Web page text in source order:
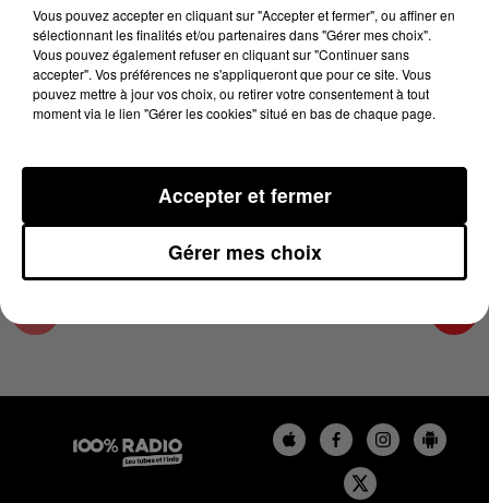
14 juin 2026 - 2 min 15 sec
LES INFOS DU COMMINGES DU 14/06/2026 À
10H00
Podcast infos du Comminges
Vous pouvez accepter en cliquant sur "Accepter et fermer", ou affiner en
sélectionnant les finalités et/ou partenaires dans "Gérer mes choix".
Vous pouvez également refuser en cliquant sur "Continuer sans
accepter". Vos préférences ne s'appliqueront que pour ce site. Vous
pouvez mettre à jour vos choix, ou retirer votre consentement à tout
moment via le lien "Gérer les cookies" situé en bas de chaque page.
Gérer mes choix
Accepter et fermer